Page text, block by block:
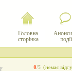
Головна
сторінка
події
0/5 (немає